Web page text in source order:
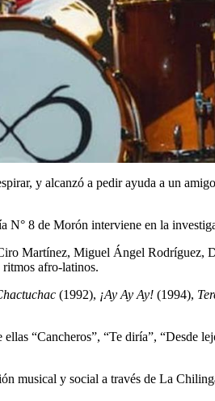
y alcanzó a pedir ayuda a un
8 de Morón interviene en la
Martínez, Miguel Ángel
afro-latinos.
(1992), ¡Ay Ay Ay! (1994),
“Cancheros”, “Te diría”, “Desde
musical y social a través de La